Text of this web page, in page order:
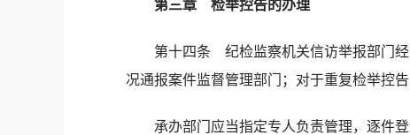
第三章 检举控告的办理
第十四条 纪检监察机关信访举报部门经
况通报案件监督管理部门；对于重复检举控
承办部门应当指定专人负责管理，逐件登